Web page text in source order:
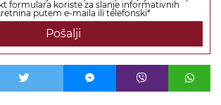
formulara koriste za slanje informativnih
putem e-maila ili telefonski*
Pošalji